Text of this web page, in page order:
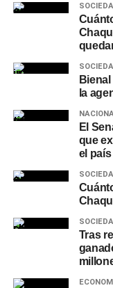
la
El
que
el país
Tras